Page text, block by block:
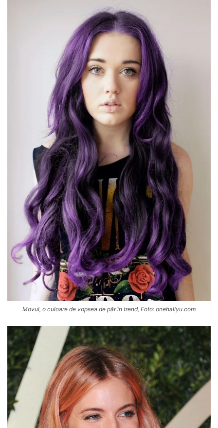
Movul, o culoare de vopsea de păr în trend, Foto: onehallyu.com